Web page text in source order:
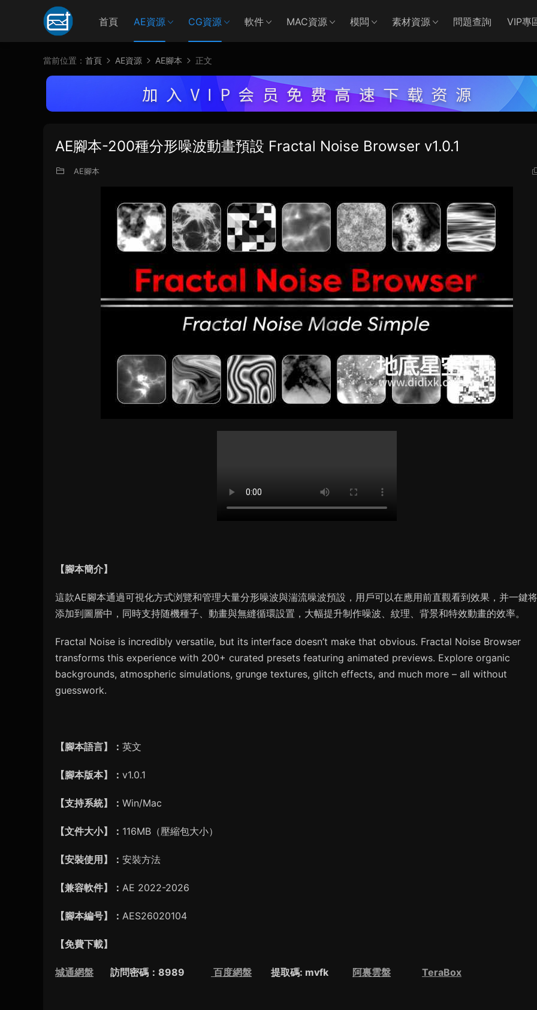
首頁 AE資源 CG資源 軟件 MAC資源 模闆 素材資源 問題查詢 VIP專
當前位置： 首頁 AE資源 AE腳本 正文
AE腳本-200種分形噪波動畫預設 Fractal Noise Browser v1.0.1
AE腳本
【腳本簡介】
這款AE腳本通過可視化方式浏覽和管理大量分形噪波與湍流噪波預設，用戶可以在應用前直觀看到效果，并一鍵
添加到圖層中，同時支持随機種子、動畫與無縫循環設置，大幅提升制作噪波、紋理、背景和特效動畫的效率。
Fractal Noise is incredibly versatile, but its interface doesn’t make that obvious. Fractal Noise Browser
transforms this experience with 200+ curated presets featuring animated previews. Explore organic
backgrounds, atmospheric simulations, grunge textures, glitch effects, and much more – all without
guesswork.
【腳本語言】： 英文
【腳本版本】： v1.0.1
【支持系統】： Win/Mac
【文件大小】： 116MB（壓縮包大小）
【安裝使用】： 安裝方法
【兼容軟件】： AE 2022-2026
【腳本編号】： AES26020104
【免費下載】
城通網盤 訪問密碼：8989 百度網盤 提取碼: mvfk 阿裏雲盤 TeraBox